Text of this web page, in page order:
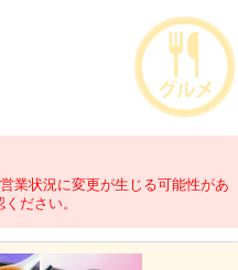
業状況に変更が生じる可能性があ
ださい。